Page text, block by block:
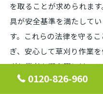
を取ることが求められま
具が安全基準を満たして
す。これらの法律を守る
ぎ、安心して草刈り作業を
刈り業者を選ぶ際には、
理解している業者を選ぶ
0120-826-960